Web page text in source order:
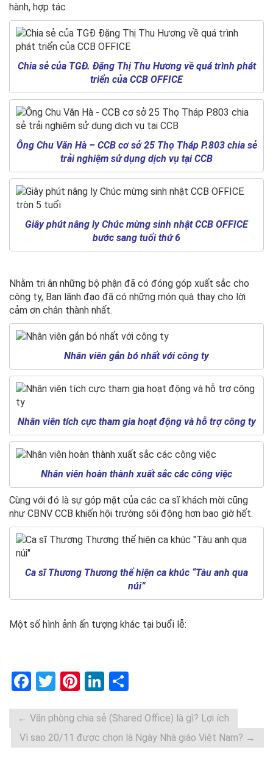
hành, hợp tác
Chia sẻ của TGĐ. Đặng Thị Thu Hương về quá trình phát
triển của CCB OFFICE
Ông Chu Văn Hà – CCB cơ sở 25 Thọ Tháp P.803 chia sẻ
trải nghiệm sử dụng dịch vụ tại CCB
Giây phút nâng ly Chúc mừng sinh nhật CCB OFFICE
bước sang tuổi thứ 6
Nhằm tri ân những bộ phận đã có đóng góp xuất sắc cho
công ty, Ban lãnh đạo đã có những món quà thay cho lời
cảm ơn chân thành nhất.
Nhân viên gắn bó nhất với công ty
Nhân viên tích cực tham gia hoạt động và hỗ trợ công ty
Nhân viên hoàn thành xuất sắc các công việc
Cùng với đó là sự góp mặt của các ca sĩ khách mời cũng
như CBNV CCB khiến hội trường sôi động hơn bao giờ hết.
Ca sĩ Thương Thương thể hiện ca khúc “Tàu anh qua
núi”
Một số hình ảnh ấn tượng khác tại buổi lễ:
F
ce
b
T
tt
er
Pi
er
es
Li
ke
dI
ar
e
← Văn phòng chia sẻ (Shared Office) là gì? Lợi ích
Vì sao 20/11 được chọn là Ngày Nhà giáo Việt Nam? →